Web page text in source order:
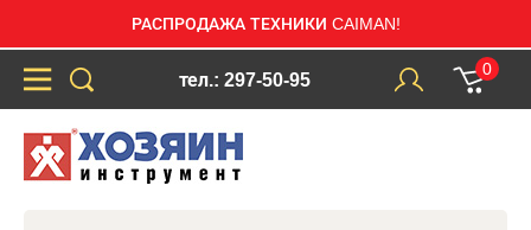
РАСПРОДАЖА ТЕХНИКИ CAIMAN!
тел.: 297-50-95
0